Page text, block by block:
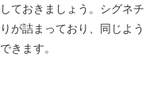
ておきましょう。シグネチ
が詰まっており、同じよう
きます。